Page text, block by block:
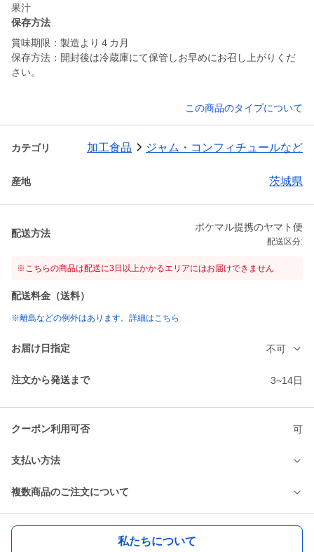
果汁
保存方法
賞味期限：製造より４カ月
保存方法：開封後は冷蔵庫にて保管しお早めにお召し上がりくだ
さい。
この商品のタイプについて
カテゴリ 加工食品 ジャム・コンフィチュールなど
産地 茨城県
配送方法
ポケマル提携のヤマト便
配送区分:
※こちらの商品は配送に3日以上かかるエリアにはお届けできません
配送料金（送料）
※離島などの例外はあります。詳細はこちら
お届け日指定 不可
注文から発送まで 3~14日
クーポン利用可否 可
支払い方法
複数商品のご注文について
私たちについて